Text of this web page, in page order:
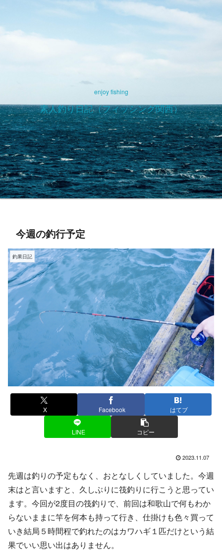
enjoy fishing
素人釣り日記（フィッシング関西）
今週の釣行予定
釣果日記
X Facebook はてブ
LINE コピー
2023.11.07
先週は釣りの予定もなく、おとなしくしていました。今週
末はと言いますと、久しぶりに筏釣りに行こうと思ってい
ます。今回が2度目の筏釣りで、前回は和歌山で何もわか
らないままに竿を何本も持って行き、仕掛けも色々買って
いき結局５時間程で釣れたのはカワハギ１匹だけという結
果でいい思い出はありません。